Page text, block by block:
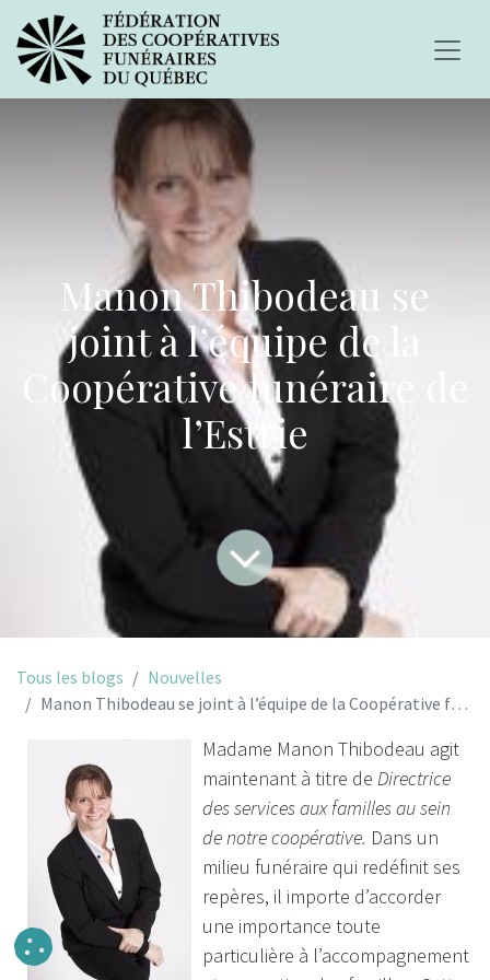
Manon Thibodeau se
joint à l’équipe de la
Coopérative funéraire de
l’Estrie
Tous les blogs
Nouvelles
Manon Thibodeau se joint à l’équipe de la Coopérative funéraire de l’Estrie
Madame Manon Thibodeau agit
maintenant à titre de Directrice
des services aux familles au sein
de notre coopérative. Dans un
milieu funéraire qui redéfinit ses
repères, il importe d’accorder
une importance toute
particulière à l’accompagnement